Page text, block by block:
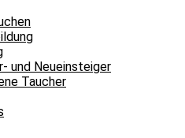
und Neueinsteiger
Taucher